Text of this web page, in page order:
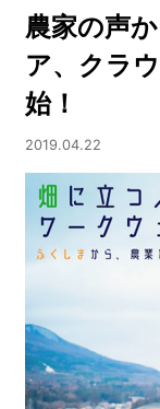
農家の声
ア、クラ
始！
2019.04.22